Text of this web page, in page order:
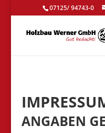
07125/ 94743-0
ANGABEN